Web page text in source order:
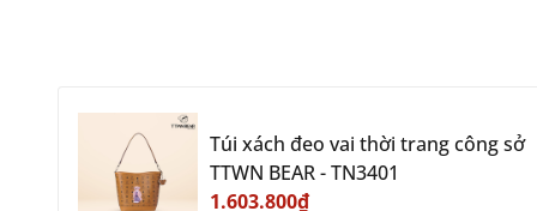
Túi xách đeo vai thời trang công sở
TTWN BEAR - TN3401
1.603.800₫